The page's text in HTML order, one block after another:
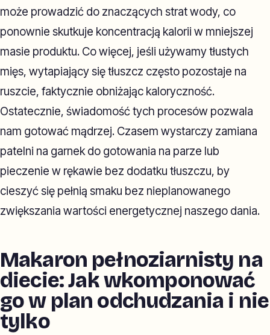
może prowadzić do znaczących strat wody, co
ponownie skutkuje koncentracją kalorii w mniejszej
masie produktu. Co więcej, jeśli używamy tłustych
mięs, wytapiający się tłuszcz często pozostaje na
ruszcie, faktycznie obniżając kaloryczność.
Ostatecznie, świadomość tych procesów pozwala
nam gotować mądrzej. Czasem wystarczy zamiana
patelni na garnek do gotowania na parze lub
pieczenie w rękawie bez dodatku tłuszczu, by
cieszyć się pełnią smaku bez nieplanowanego
zwiększania wartości energetycznej naszego dania.
Makaron pełnoziarnisty na
diecie: Jak wkomponować
go w plan odchudzania i nie
tylko